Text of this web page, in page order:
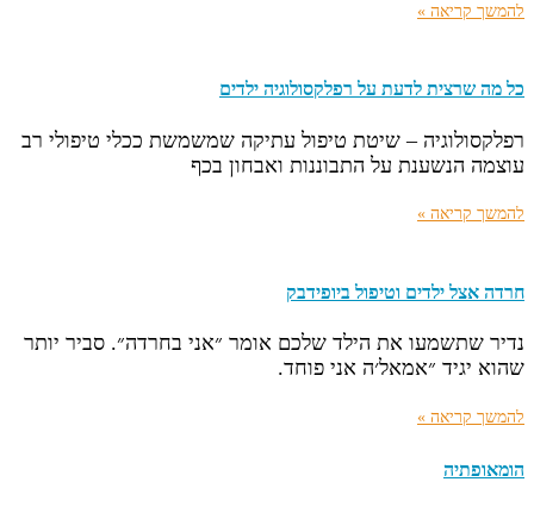
להמשך קריאה »
כל מה שרצית לדעת על רפלקסולוגיה ילדים
רפלקסולוגיה – שיטת טיפול עתיקה שמשמשת ככלי טיפולי רב
עוצמה הנשענת על התבוננות ואבחון בכף
להמשך קריאה »
חרדה אצל ילדים וטיפול ביופידבק
נדיר שתשמעו את הילד שלכם אומר ״אני בחרדה״. סביר יותר
שהוא יגיד ״אמאל׳ה אני פוחד.
להמשך קריאה »
הומאופתיה